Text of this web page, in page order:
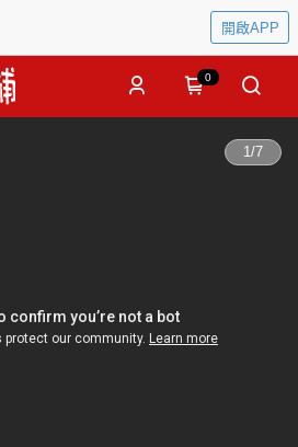
開啟APP
0
1/7